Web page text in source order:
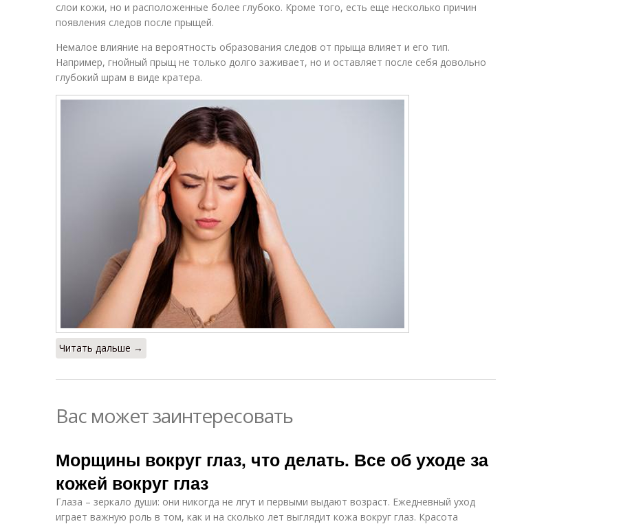
слои кожи, но и расположенные более глубоко. Кроме того, есть еще несколько причин
появления следов после прыщей.
Немалое влияние на вероятность образования следов от прыща влияет и его тип.
Например, гнойный прыщ не только долго заживает, но и оставляет после себя довольно
глубокий шрам в виде кратера.
Читать дальше →
Вас может заинтересовать
Морщины вокруг глаз, что делать. Все об уходе за
кожей вокруг глаз
Глаза – зеркало души: они никогда не лгут и первыми выдают возраст. Ежедневный уход
играет важную роль в том, как и на сколько лет выглядит кожа вокруг глаз. Красота